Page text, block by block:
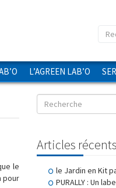
L’AGREEN LAB’O
le
pour
Articles récents
le Jardin en Kit
PURALLY : Un